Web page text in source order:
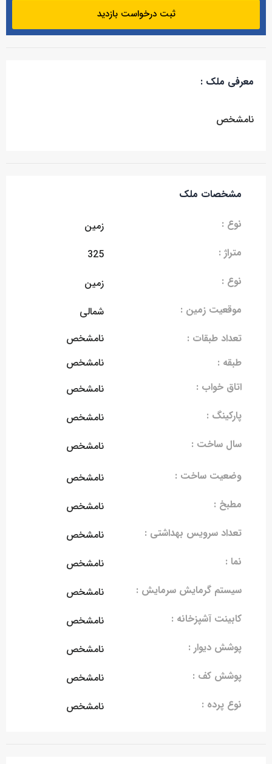
ثبت درخواست بازدید
معرفی ملک :
نامشخص
مشخصات ملک
نوع :
زمین
متراژ :
325
نوع :
زمین
موقعیت زمین :
شمالی
تعداد طبقات :
نامشخص
طبقه :
نامشخص
اتاق خواب :
نامشخص
پارکینگ :
نامشخص
سال ساخت :
نامشخص
وضعیت ساخت :
نامشخص
مطبخ :
نامشخص
تعداد سرویس بهداشتی :
نامشخص
نما :
نامشخص
سیستم گرمایش سرمایش :
نامشخص
کابینت آشپزخانه :
نامشخص
پوشش دیوار :
نامشخص
پوشش کف :
نامشخص
نوع پرده :
نامشخص